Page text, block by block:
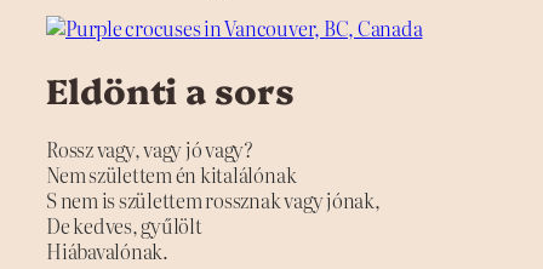
Eldönti a sors
Rossz vagy, vagy jó vagy?
Nem születtem én kitalálónak
S nem is születtem rossznak vagy jónak,
De kedves, gyűlölt
Hiábavalónak.